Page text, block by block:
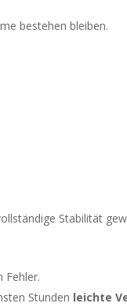
bestehen bleiben.
Stabilität
Fehler.
Stunden leichte